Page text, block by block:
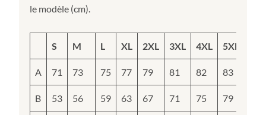
le modèle (cm).
S M L XL 2XL 3XL 4XL 5XL
A 71 73 75 77 79 81 82 83
B 53 56 59 63 67 71 75 79